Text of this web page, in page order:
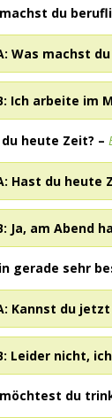
du
Was machst
Ich arbeite im
heute Zeit? –
Hast du heute
Ja, am Abend
gerade sehr
Kannst du jetzt
Leider nicht,
du